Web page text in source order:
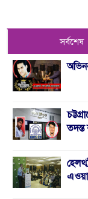
সর্বশেষ